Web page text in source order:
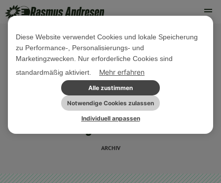
09. FEBRUAR 2018
Grußwort anlässlich des
Landesschülerparlaments der
Gymnasien Schleswig-Holsteins:
„Nachhaltigkeit in der Schule“
ARCHIV
Diese Website verwendet Cookies und lokale Speicherung
zu Performance-, Personalisierungs- und
Marketingzwecken. Nur erforderliche Cookies sind
standardmäßig aktiviert.
Mehr erfahren
Alle zustimmen
Notwendige Cookies zulassen
Individuell anpassen